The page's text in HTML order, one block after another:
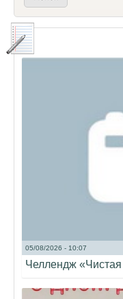
05/08/2026 - 10:07
Челлендж «Чистая